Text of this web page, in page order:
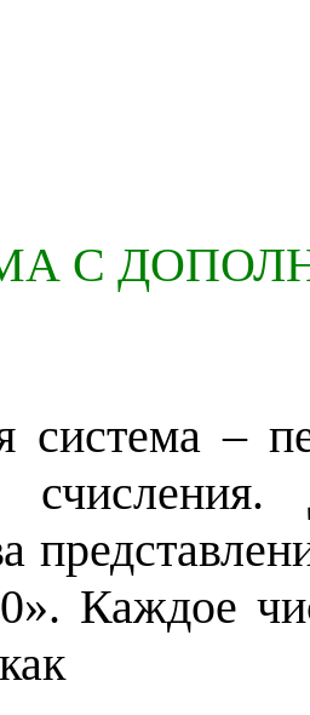
С
система –
счисления.
Каждое